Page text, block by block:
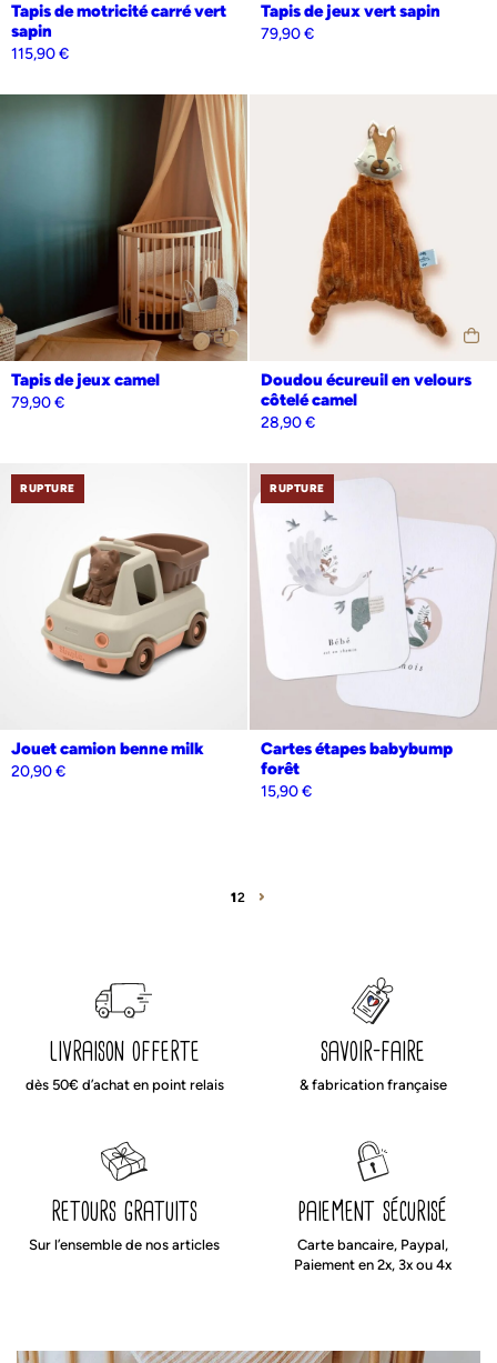
Tapis de motricité carré vert
sapin
115,90€
Tapis de jeux vert sapin
79,90€
Oui Non
Tapis de jeux camel
79,90€
Doudou écureuil en velours
côtelé camel
28,90€
RUPTURE
Jouet camion benne milk
20,90€
RUPTURE
Cartes étapes babybump
forêt
15,90€
12
livraison offerte
dès 50€ d’achat en point relais
savoir-faire
& fabrication française
retours gratuits
Sur l’ensemble de nos articles
paiement sécurisé
Carte bancaire, Paypal,
Paiement en 2x, 3x ou 4x